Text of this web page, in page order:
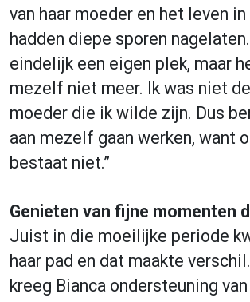
van haar moeder en het leven
hadden diepe sporen nagelaten.
eindelijk een eigen plek, maar
mezelf niet meer. Ik was niet
moeder die ik wilde zijn. Dus
aan mezelf gaan werken, want
bestaat niet.”
Genieten van fijne momenten
Juist in die moeilijke periode
haar pad en dat maakte
kreeg Bianca ondersteuning